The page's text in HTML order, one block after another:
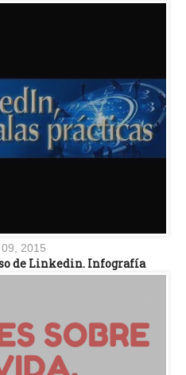
2015
de Linkedin. Infografía